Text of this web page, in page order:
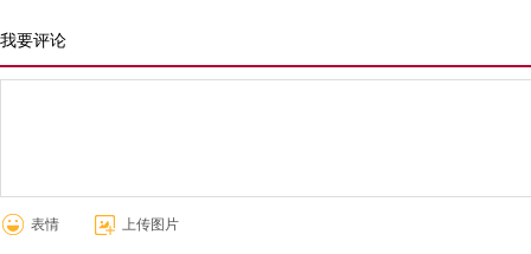
我要评论
表情 上传图片